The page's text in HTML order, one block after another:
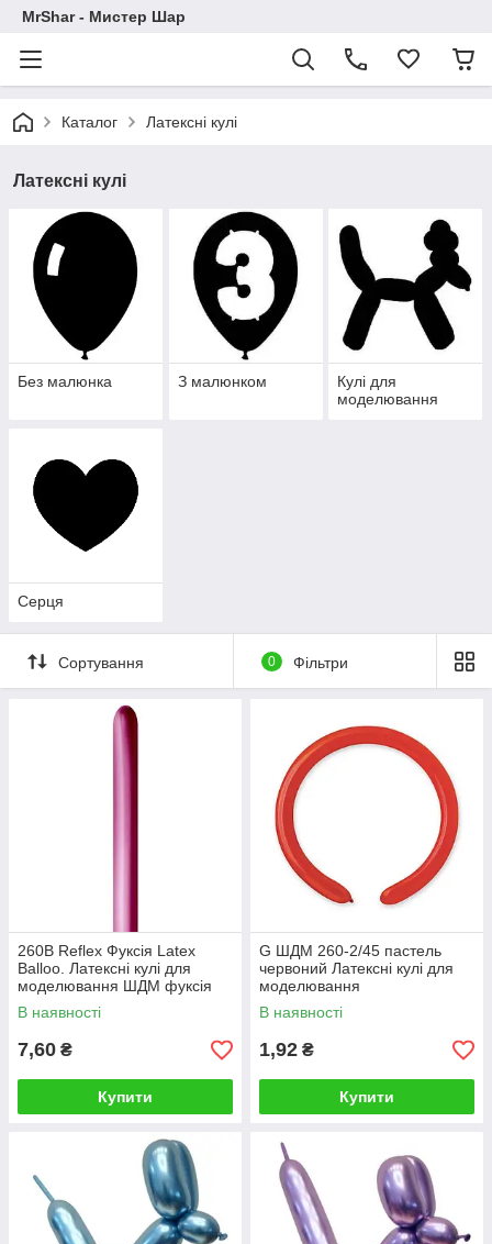
MrShar - Мистер Шар
Каталог Латексні кулі
Латексні кулі
Без малюнка З малюнком
Кулі для
моделювання
Серця
Сортування 0 Фільтри
260B Reflex Фуксія Latex
Balloo. Латексні кулі для
моделювання ШДМ фуксія
хром
В наявності
7,60 ₴
Купити
G ШДМ 260-2/45 пастель
червоний Латексні кулі для
моделювання
В наявності
1,92 ₴
Купити